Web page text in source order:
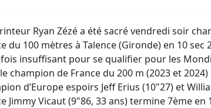
Ryan Zézé a été sacré vendredi soir
du 100 mètres à Talence (Gironde) en 10 sec
insuffisant pour se qualifier pour les
champion de France du 200 m (2023 et
d’Europe espoirs Jeff Erius (10"27) et
Jimmy Vicaut (9"86, 33 ans) termine 7ème en